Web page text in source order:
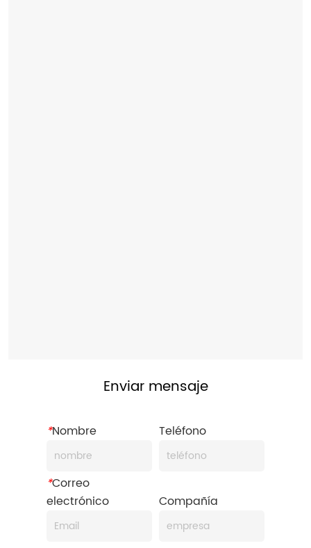
Enviar mensaje
*Nombre Teléfono
*Correo
electrónico
Compañía